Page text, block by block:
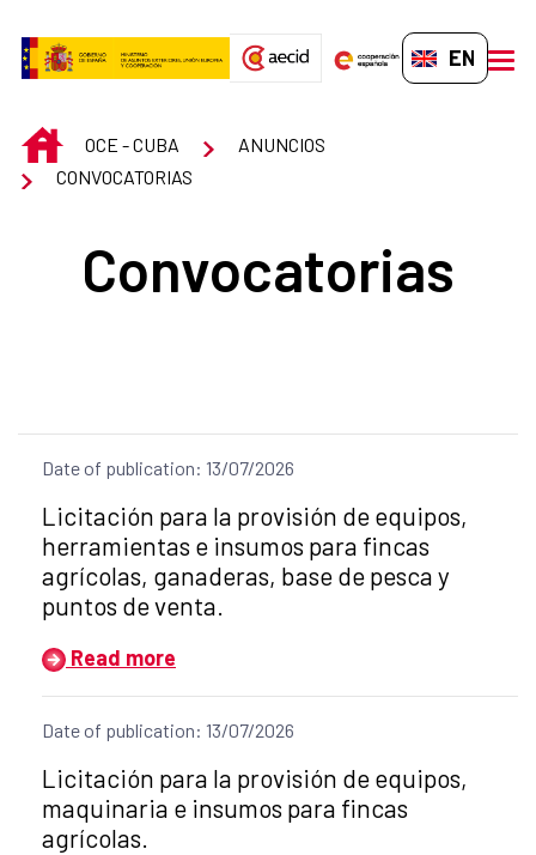
EN-GB
INICIOOCE - CUBA
ANUNCIOS
CONVOCATORIAS
Convocatorias
Date of publication: 13/07/2026
Title of the announcement:
Licitación para la provisión de equipos,
herramientas e insumos para fincas
agrícolas, ganaderas, base de pesca y
puntos de venta.
Read more
Date of publication: 13/07/2026
Title of the announcement:
Licitación para la provisión de equipos,
maquinaria e insumos para fincas
agrícolas.